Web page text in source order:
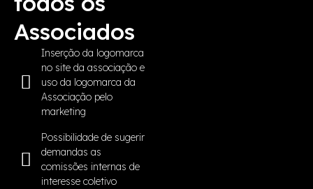
Associados
Inserção da logomarca
no site da associação e
uso da logomarca da
Associação pelo
marketing
Possibilidade de sugerir
demandas as
comissões internas de
interesse coletivo